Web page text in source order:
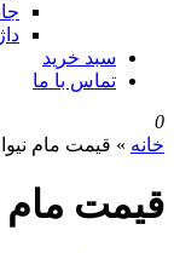
سبد خرید
تماس با ما
0
خانه » قیمت مام
قیمت مام